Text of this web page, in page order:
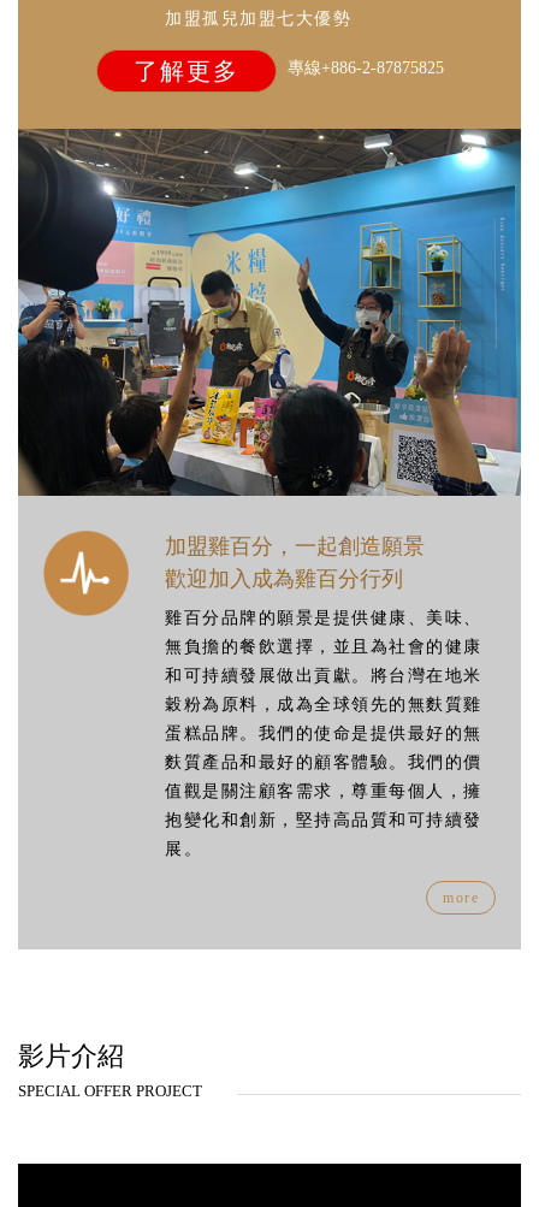
加盟孤兒加盟七大優勢
了解更多 專線+886-2-87875825
加盟雞百分，一起創造願景
歡迎加入成為雞百分行列
雞百分品牌的願景是提供健康、美味、
無負擔的餐飲選擇，並且為社會的健康
和可持續發展做出貢獻。將台灣在地米
穀粉為原料，成為全球領先的無麩質雞
蛋糕品牌。我們的使命是提供最好的無
麩質產品和最好的顧客體驗。我們的價
值觀是關注顧客需求，尊重每個人，擁
抱變化和創新，堅持高品質和可持續發
展。
more
影片介紹
SPECIAL OFFER PROJECT